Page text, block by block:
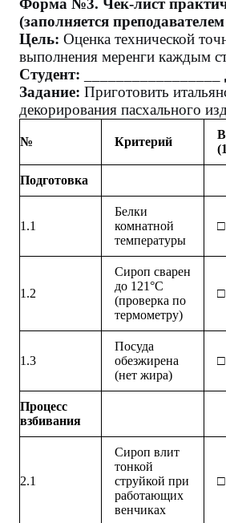
Форма №3. Чек-лист
(заполняется
Цель: Оценка технической
выполнения меренги каждым
Студент:
Задание: Приготовить
декорирования пасхального
№ Критерий
Подготовка
1.1
Белки
комнатной
температуры
□
1.2
Сироп сварен
до 121°C
(проверка по
термометру)
□
1.3
Посуда
обезжирена
(нет жира)
□
Процесс
взбивания
2.1
Сироп влит
тонкой
струйкой при
работающих
венчиках
□